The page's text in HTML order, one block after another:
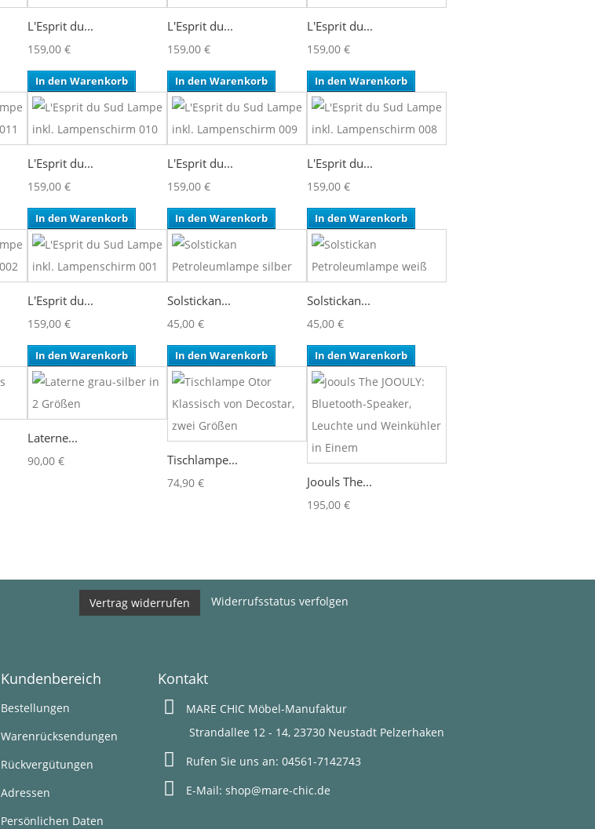
L'Esprit du...
159,00 €
In den Warenkorb
L'Esprit du...
159,00 €
In den Warenkorb
L'Esprit du...
159,00 €
In den Warenkorb
L'Esprit du...
159,00 €
In den Warenkorb
L'Esprit du...
159,00 €
In den Warenkorb
L'Esprit du...
159,00 €
In den Warenkorb
L'Esprit du...
159,00 €
In den Warenkorb
Solstickan...
45,00 €
In den Warenkorb
Solstickan...
45,00 €
In den Warenkorb
Laterne...
90,00 € Tischlampe...
74,90 € Joouls The...
195,00 €
Vertrag widerrufen Widerrufsstatus verfolgen
Kundenbereich
Bestellungen
Warenrücksendungen
Rückvergütungen
Adressen
Persönlichen Daten
Kontakt
MARE CHIC Möbel-Manufaktur
Strandallee 12 - 14, 23730 Neustadt Pelzerhaken
Rufen Sie uns an: 04561-7142743
E-Mail: shop@mare-chic.de